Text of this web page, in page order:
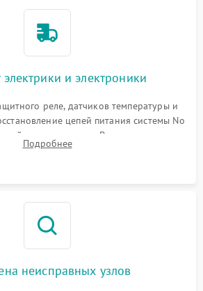
и электроники
реле, датчиков температуры и
цепей питания системы No
и вентилятор. Ремонт или замена
при сбоях алгоритмов.
Подробнее
неисправных узлов